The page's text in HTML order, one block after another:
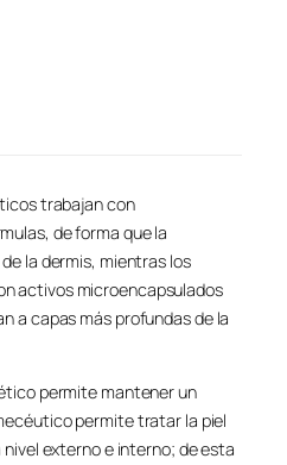
trabajan con
de forma que la
la dermis, mientras los
activos microencapsulados
a capas más profundas de la
permite mantener un
permite tratar la piel
externo e interno; de esta